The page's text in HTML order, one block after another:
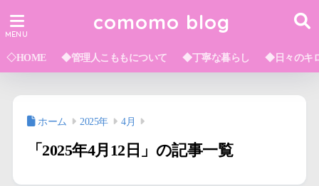
comomo blog
◇HOME ◆管理人こももについて ◆丁寧な暮らし ◆日々のキ
ホーム 2025年 4月
「2025年4月12日」の記事一覧